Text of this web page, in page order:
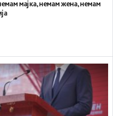
мајка, немам жена, немам